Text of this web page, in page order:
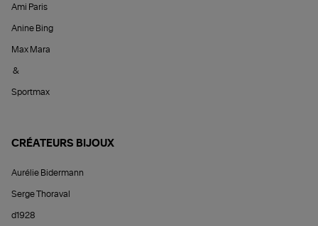
Ami Paris
Anine Bing
Max Mara
&
Sportmax
CRÉATEURS BIJOUX
Aurélie Bidermann
Serge Thoraval
d1928